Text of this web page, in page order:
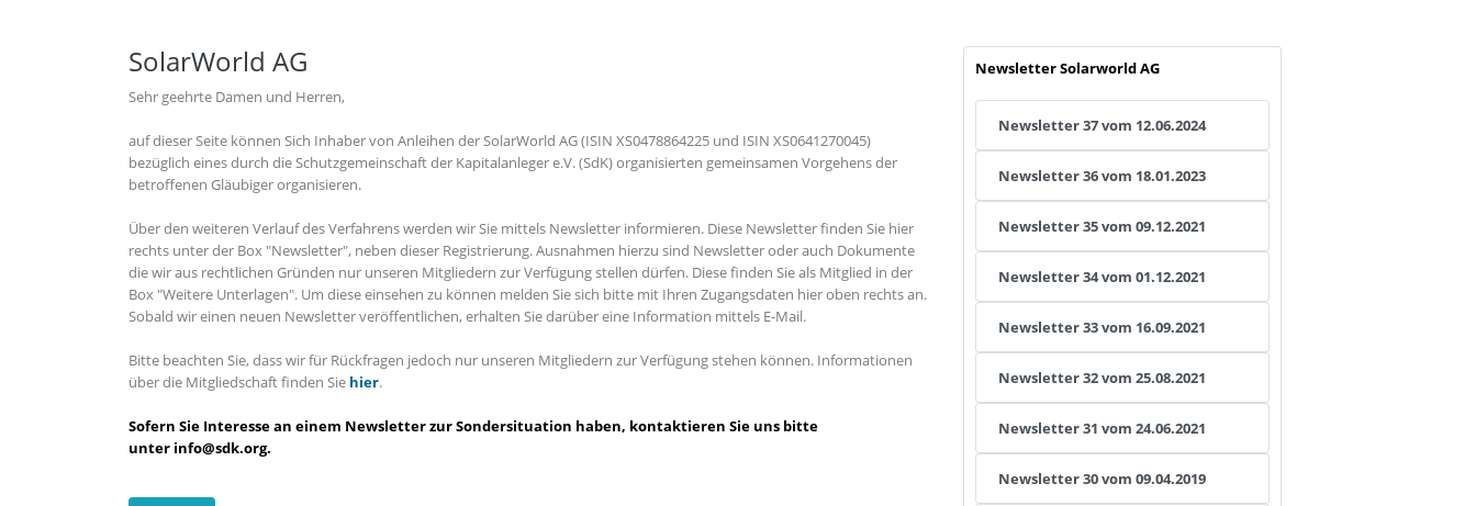
SolarWorld AG
Sehr geehrte Damen und Herren,
auf dieser Seite können Sich Inhaber von Anleihen der SolarWorld AG (ISIN XS0478864225 und ISIN XS0641270045)
bezüglich eines durch die Schutzgemeinschaft der Kapitalanleger e.V. (SdK) organisierten gemeinsamen Vorgehens der
betroffenen Gläubiger organisieren.
Über den weiteren Verlauf des Verfahrens werden wir Sie mittels Newsletter informieren. Diese Newsletter finden Sie hier
rechts unter der Box "Newsletter", neben dieser Registrierung. Ausnahmen hierzu sind Newsletter oder auch Dokumente
die wir aus rechtlichen Gründen nur unseren Mitgliedern zur Verfügung stellen dürfen. Diese finden Sie als Mitglied in der
Box "Weitere Unterlagen". Um diese einsehen zu können melden Sie sich bitte mit Ihren Zugangsdaten hier oben rechts an.
Sobald wir einen neuen Newsletter veröffentlichen, erhalten Sie darüber eine Information mittels E-Mail.
Bitte beachten Sie, dass wir für Rückfragen jedoch nur unseren Mitgliedern zur Verfügung stehen können. Informationen
über die Mitgliedschaft finden Sie hier.
Sofern Sie Interesse an einem Newsletter zur Sondersituation haben, kontaktieren Sie uns bitte
unter info@sdk.org.
Newsletter Solarworld AG
Newsletter 37 vom 12.06.2024
Newsletter 36 vom 18.01.2023
Newsletter 35 vom 09.12.2021
Newsletter 34 vom 01.12.2021
Newsletter 33 vom 16.09.2021
Newsletter 32 vom 25.08.2021
Newsletter 31 vom 24.06.2021
Newsletter 30 vom 09.04.2019